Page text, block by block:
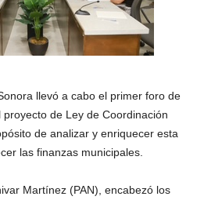
llevó a cabo el primer foro de
de Ley de Coordinación
de analizar y enriquecer esta
las finanzas municipales.
Martínez (PAN), encabezó los